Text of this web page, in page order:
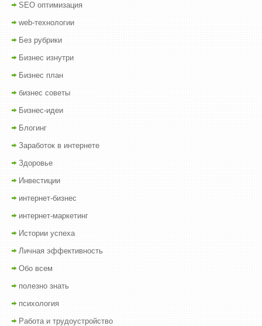
SEO оптимизация
web-технологии
Без рубрики
Бизнес изнутри
Бизнес план
бизнес советы
Бизнес-идеи
Блогинг
Заработок в интернете
Здоровье
Инвестиции
интернет-бизнес
интернет-маркетинг
Истории успеха
Личная эффективность
Обо всем
полезно знать
психология
Работа и трудоустройство